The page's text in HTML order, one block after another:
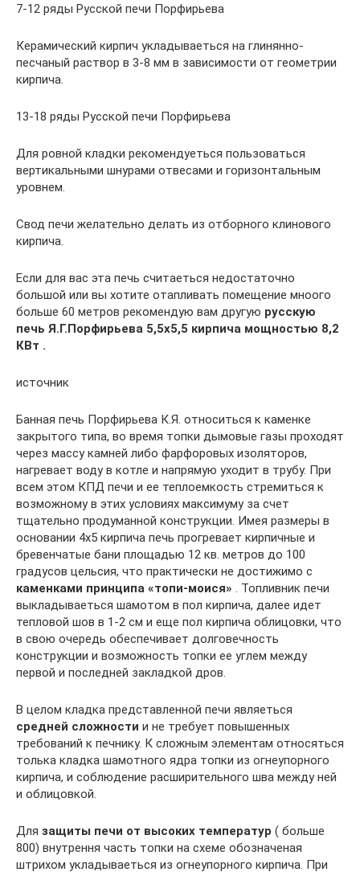
7-12 ряды Русской печи Порфирьева
Керамический кирпич укладываеться на глинянно-
песчаный раствор в 3-8 мм в зависимости от геометрии
кирпича.
13-18 ряды Русской печи Порфирьева
Для ровной кладки рекомендуеться пользоваться
вертикальными шнурами отвесами и горизонтальным
уровнем.
Свод печи желательно делать из отборного клинового
кирпича.
Если для вас эта печь считаеться недостаточно
большой или вы хотите отапливать помещение мноого
больше 60 метров рекомендую вам другую русскую
печь Я.Г.Порфирьева 5,5х5,5 кирпича мощностью 8,2
КВт .
источник
Банная печь Порфирьева К.Я. относиться к каменке
закрытого типа, во время топки дымовые газы проходят
через массу камней либо фарфоровых изоляторов,
нагревает воду в котле и напрямую уходит в трубу. При
всем этом КПД печи и ее теплоемкость стремиться к
возможному в этих условиях максимуму за счет
тщательно продуманной конструкции. Имея размеры в
основании 4х5 кирпича печь прогревает кирпичные и
бревенчатые бани площадью 12 кв. метров до 100
градусов цельсия, что практически не достижимо с
каменками принципа «топи-моися» . Топливник печи
выкладываеться шамотом в пол кирпича, далее идет
тепловой шов в 1-2 см и еще пол кирпича облицовки, что
в свою очередь обеспечивает долговечность
конструкции и возможность топки ее углем между
первой и последней закладкой дров.
В целом кладка представленной печи являеться
средней сложности и не требует повышенных
требований к печнику. К сложным элементам относяться
толька кладка шамотного ядра топки из огнеупорного
кирпича, и соблюдение расширительного шва между ней
и облицовкой.
Для защиты печи от высоких температур ( больше
800) внутрення часть топки на схеме обозначеная
штрихом укладываеться из огнеупорного кирпича. При